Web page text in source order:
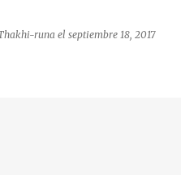
runa el septiembre 18, 2017